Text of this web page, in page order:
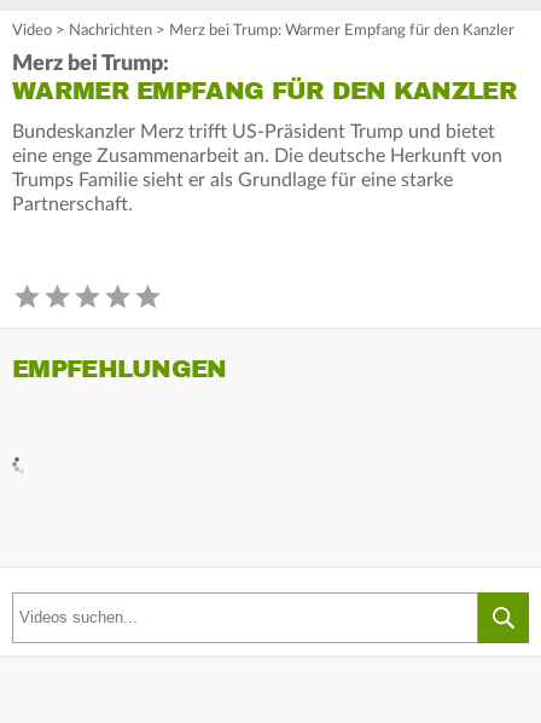
Video > Nachrichten > Merz bei Trump: Warmer Empfang für den Kanzler
Merz bei Trump:
WARMER EMPFANG FÜR DEN KANZLER
Bundeskanzler Merz trifft US-Präsident Trump und bietet
eine enge Zusammenarbeit an. Die deutsche Herkunft von
Trumps Familie sieht er als Grundlage für eine starke
Partnerschaft.
EMPFEHLUNGEN